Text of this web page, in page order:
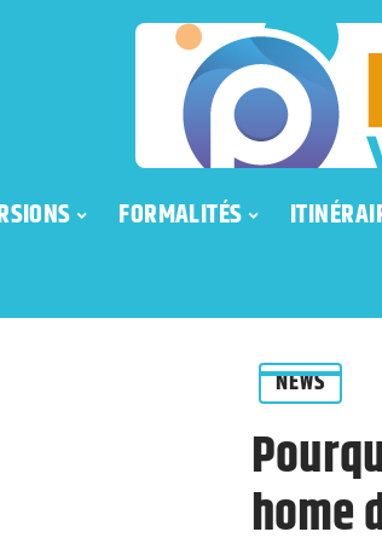
FORMALITÉS
NEWS
home